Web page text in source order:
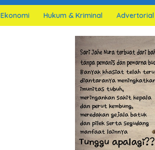
Hukum & Kriminal Advertorial